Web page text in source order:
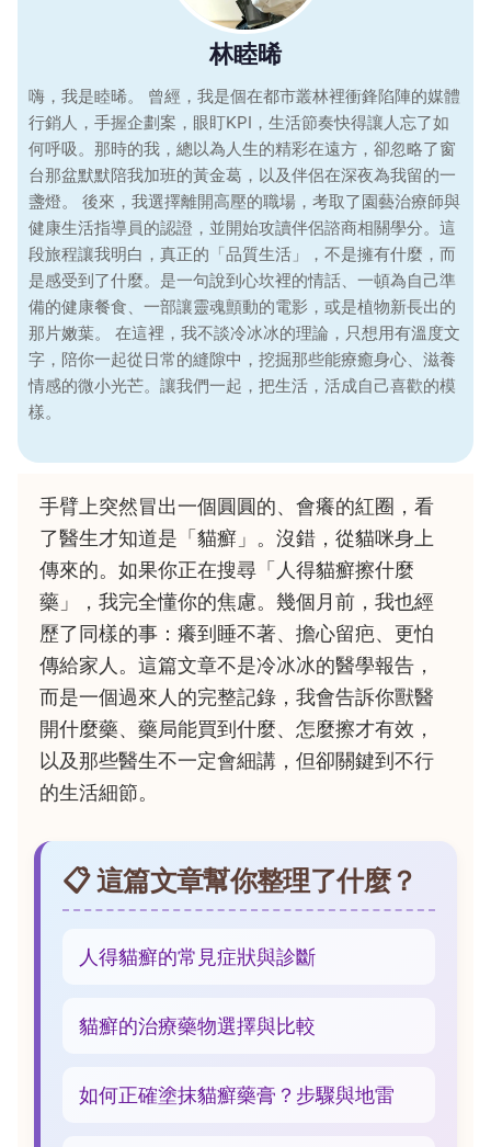
林睦晞
嗨，我是睦晞。 曾經，我是個在都市叢林裡衝鋒陷陣的媒體
行銷人，手握企劃案，眼盯KPI，生活節奏快得讓人忘了如
何呼吸。那時的我，總以為人生的精彩在遠方，卻忽略了窗
台那盆默默陪我加班的黃金葛，以及伴侶在深夜為我留的一
盞燈。 後來，我選擇離開高壓的職場，考取了園藝治療師與
健康生活指導員的認證，並開始攻讀伴侶諮商相關學分。這
段旅程讓我明白，真正的「品質生活」，不是擁有什麼，而
是感受到了什麼。是一句說到心坎裡的情話、一頓為自己準
備的健康餐食、一部讓靈魂顫動的電影，或是植物新長出的
那片嫩葉。 在這裡，我不談冷冰冰的理論，只想用有溫度文
字，陪你一起從日常的縫隙中，挖掘那些能療癒身心、滋養
情感的微小光芒。讓我們一起，把生活，活成自己喜歡的模
樣。
手臂上突然冒出一個圓圓的、會癢的紅圈，看
了醫生才知道是「貓癬」。沒錯，從貓咪身上
傳來的。如果你正在搜尋「人得貓癬擦什麼
藥」，我完全懂你的焦慮。幾個月前，我也經
歷了同樣的事：癢到睡不著、擔心留疤、更怕
傳給家人。這篇文章不是冷冰冰的醫學報告，
而是一個過來人的完整記錄，我會告訴你獸醫
開什麼藥、藥局能買到什麼、怎麼擦才有效，
以及那些醫生不一定會細講，但卻關鍵到不行
的生活細節。
📋 這篇文章幫你整理了什麼？
人得貓癬的常見症狀與診斷
貓癬的治療藥物選擇與比較
如何正確塗抹貓癬藥膏？步驟與地雷